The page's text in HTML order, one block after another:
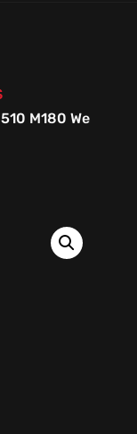
M180 We